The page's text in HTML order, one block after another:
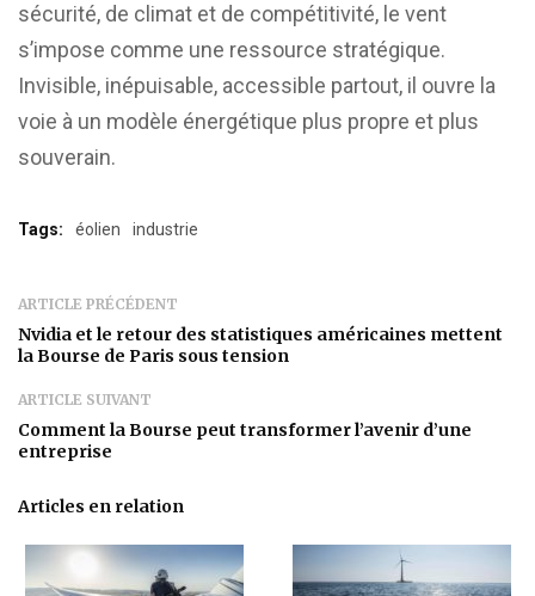
sécurité, de climat et de compétitivité, le vent
s’impose comme une ressource stratégique.
Invisible, inépuisable, accessible partout, il ouvre la
voie à un modèle énergétique plus propre et plus
souverain.
Tags: éolien industrie
ARTICLE PRÉCÉDENT
Nvidia et le retour des statistiques américaines mettent
la Bourse de Paris sous tension
ARTICLE SUIVANT
Comment la Bourse peut transformer l’avenir d’une
entreprise
Articles en relation